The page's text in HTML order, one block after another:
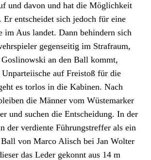
und davon und hat die Möglichkeit
Er entscheidet sich jedoch für eine
im Aus landet. Dann behindern sich
gegenseitig im Strafraum,
an den Ball kommt,
Unparteiische auf Freistoß für die
es torlos in die Kabinen. Nach
die Männer vom Wüstemarker
und suchen die Entscheidung. In der
der verdiente Führungstreffer als ein
von Marco Alisch bei Jan Wolter
das Leder gekonnt aus 14 m